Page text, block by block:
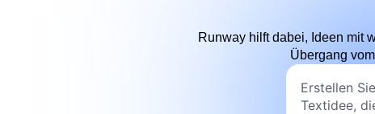
Runway hilft dabei, Ideen mit
Übergang